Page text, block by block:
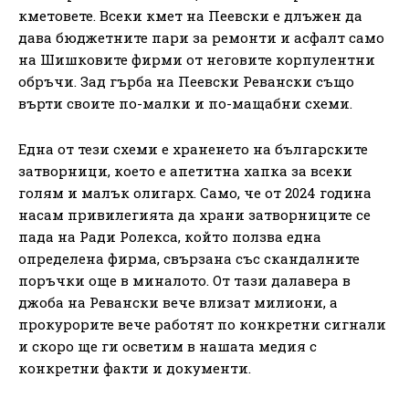
кметовете. Всеки кмет на Пеевски е длъжен да
дава бюджетните пари за ремонти и асфалт само
на Шишковите фирми от неговите корпулентни
обръчи. Зад гърба на Пеевски Ревански също
върти своите по-малки и по-мащабни схеми.
Една от тези схеми е храненето на българските
затворници, което е апетитна хапка за всеки
голям и малък олигарх. Само, че от 2024 година
насам привилегията да храни затворниците се
пада на Ради Ролекса, който ползва една
определена фирма, свързана със скандалните
поръчки още в миналото. От тази далавера в
джоба на Ревански вече влизат милиони, а
прокурорите вече работят по конкретни сигнали
и скоро ще ги осветим в нашата медия с
конкретни факти и документи.